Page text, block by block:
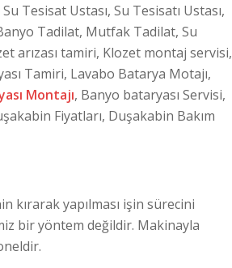
Tesisat Ustası, Su Tesisatı Ustası,
Tadilat, Mutfak Tadilat, Su
arızası tamiri, Klozet montaj servisi,
Tamiri, Lavabo Batarya Motajı,
Montajı, Banyo bataryası Servisi,
Fiyatları, Duşakabin Bakım
kırarak yapılması işin sürecini
bir yöntem değildir. Makinayla